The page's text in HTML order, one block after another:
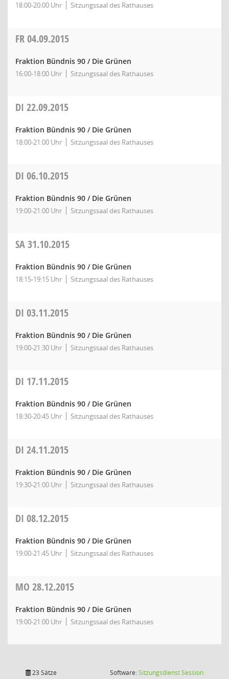
18:00-20:00 Uhr Sitzungssaal des Rathauses
FR04.09.2015
Fraktion Bündnis 90 / Die Grünen
16:00-18:00 Uhr Sitzungssaal des Rathauses
DI 22.09.2015
Fraktion Bündnis 90 / Die Grünen
18:00-21:00 Uhr Sitzungssaal des Rathauses
DI 06.10.2015
Fraktion Bündnis 90 / Die Grünen
19:00-21:00 Uhr Sitzungssaal des Rathauses
SA31.10.2015
Fraktion Bündnis 90 / Die Grünen
18:15-19:15 Uhr Sitzungssaal des Rathauses
DI 03.11.2015
Fraktion Bündnis 90 / Die Grünen
19:00-21:30 Uhr Sitzungssaal des Rathauses
DI 17.11.2015
Fraktion Bündnis 90 / Die Grünen
18:30-20:45 Uhr Sitzungssaal des Rathauses
DI 24.11.2015
Fraktion Bündnis 90 / Die Grünen
19:30-21:00 Uhr Sitzungssaal des Rathauses
DI 08.12.2015
Fraktion Bündnis 90 / Die Grünen
19:00-21:45 Uhr Sitzungssaal des Rathauses
MO 28.12.2015
Fraktion Bündnis 90 / Die Grünen
19:00-21:00 Uhr Sitzungssaal des Rathauses
23 Sätze Software:SitzungsdienstSession(Wird in